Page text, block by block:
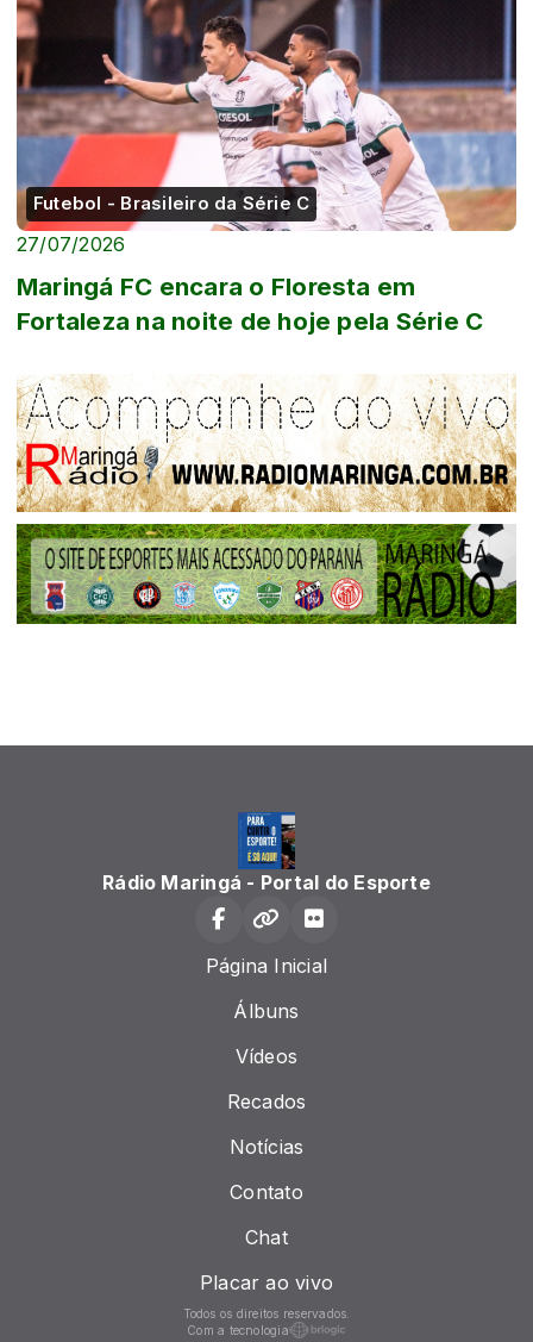
Futebol - Brasileiro da Série C
27/07/2026
Maringá FC encara o Floresta em
Fortaleza na noite de hoje pela Série C
Rádio Maringá - Portal do Esporte
Página Inicial
Álbuns
Vídeos
Recados
Notícias
Contato
Chat
Placar ao vivo
Todos os direitos reservados.
Com a tecnologia